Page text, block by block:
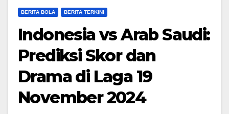
BERITA BOLA BERITA TERKINI
Indonesia vs Arab Saudi:
Prediksi Skor dan
Drama di Laga 19
November 2024